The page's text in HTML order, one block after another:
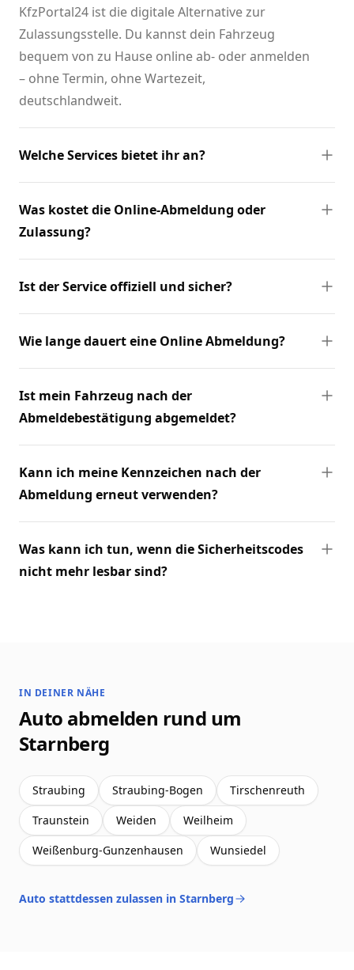
KfzPortal24 ist die digitale Alternative zur
Zulassungsstelle. Du kannst dein Fahrzeug
bequem von zu Hause online ab- oder anmelden
– ohne Termin, ohne Wartezeit,
deutschlandweit.
Welche Services bietet ihr an?
Was kostet die Online-Abmeldung oder
Zulassung?
Ist der Service offiziell und sicher?
Wie lange dauert eine Online Abmeldung?
Ist mein Fahrzeug nach der
Abmeldebestätigung abgemeldet?
Kann ich meine Kennzeichen nach der
Abmeldung erneut verwenden?
Was kann ich tun, wenn die Sicherheitscodes
nicht mehr lesbar sind?
IN DEINER NÄHE
Auto abmelden rund um
Starnberg
Straubing Straubing-Bogen
Tirschenreuth
Traunstein
Weiden
Weilheim
Weißenburg-Gunzenhausen
Wunsiedel
Auto stattdessen zulassen in Starnberg